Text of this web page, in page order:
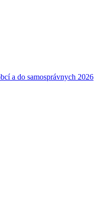
a do samosprávnych 2026